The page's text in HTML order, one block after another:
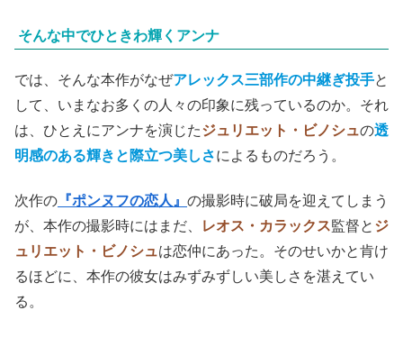
そんな中でひときわ輝くアンナ
では、そんな本作がなぜアレックス三部作の中継ぎ投手と
して、いまなお多くの人々の印象に残っているのか。それ
は、ひとえにアンナを演じたジュリエット・ビノシュの透
明感のある輝き と際立つ美しさによるものだろう。
次作の 『ポンヌフの恋人』 の撮影時に破局を迎えてしまう
が、本作の撮影時にはまだ、
レオス・カラックス監督と ジ
ュリエット・ビノシュは恋仲にあった。そのせいかと肯け
るほどに、本作の彼女はみずみずしい美しさを湛えてい
る。